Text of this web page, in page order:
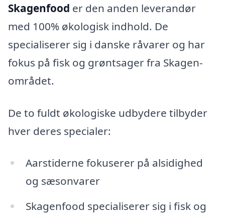
Skagenfood er den anden leverandør
med 100% økologisk indhold. De
specialiserer sig i danske råvarer og har
fokus på fisk og grøntsager fra Skagen-
området.
De to fuldt økologiske udbydere tilbyder
hver deres specialer:
Aarstiderne fokuserer på alsidighed
og sæsonvarer
Skagenfood specialiserer sig i fisk og